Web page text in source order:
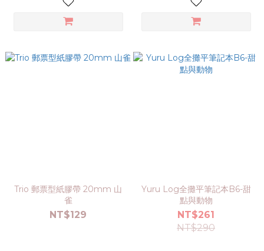
Trio 郵票型紙膠帶 20mm 山
雀
NT$129
Yuru Log全攤平筆記本B6-甜
點與動物
NT$261
NT$290